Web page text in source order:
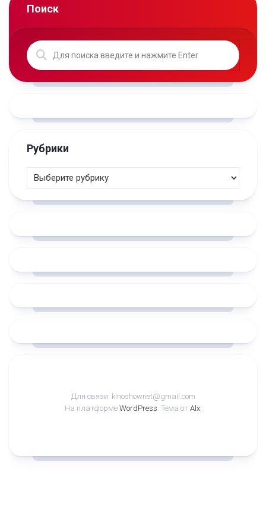
Поиск
Рубрики
Для связи: kinoshownet@gmail.com
На платформе WordPress. Тема от Alx.